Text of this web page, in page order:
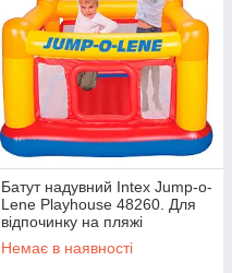
Батут надувний Intex Jump-o-
Lene Playhouse 48260. Для
відпочинку на пляжі
Немає в наявності